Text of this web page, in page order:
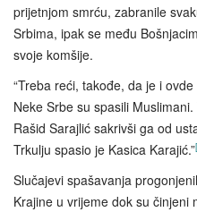
prijetnjom smrću, zabranile
Srbima, ipak se među
svoje komšije.
“Treba reći, takođe, da je i
Neke Srbe su spasili
Rašid Sarajlić sakrivši ga od
Trkulju spasio je Kasica Karajić.”
Slučajevi spašavanja
Krajine u vrijeme dok su činjeni